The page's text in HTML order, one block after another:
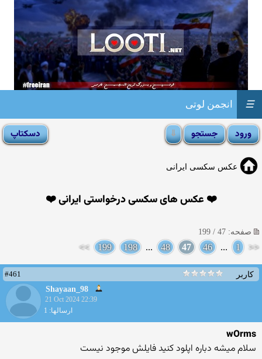
انجمن لوتی ☰
عکس سکسی ایرانی
❤️ عکس های سکسی درخواستی ایرانی ❤️
صفحه: 47 / 199
<<
1
...
46
47
48
...
198
199
>>
کاربر
#461
Shayaan_98
21 Oct 2024 22:39
ارسالها: 1
wOrms
سلام میشه دباره اپلود کنید فایلش موجود نیست